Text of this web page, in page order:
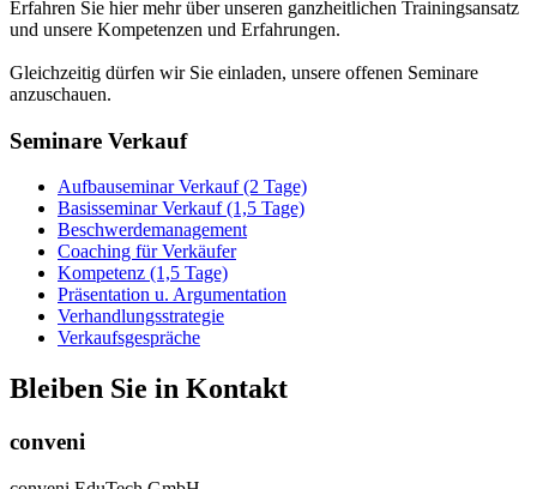
Erfahren Sie hier mehr über unseren ganzheitlichen Trainingsansatz
und unsere Kompetenzen und Erfahrungen.
Gleichzeitig dürfen wir Sie einladen, unsere offenen Seminare
anzuschauen.
Seminare Verkauf
Aufbauseminar Verkauf (2 Tage)
Basisseminar Verkauf (1,5 Tage)
Beschwerdemanagement
Coaching für Verkäufer
Kompetenz (1,5 Tage)
Präsentation u. Argumentation
Verhandlungsstrategie
Verkaufsgespräche
Bleiben Sie in Kontakt
conveni